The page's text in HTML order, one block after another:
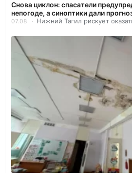
Снова циклон: спасатели
непогоде, а синоптики дали
07.08 Нижний Тагил рискует